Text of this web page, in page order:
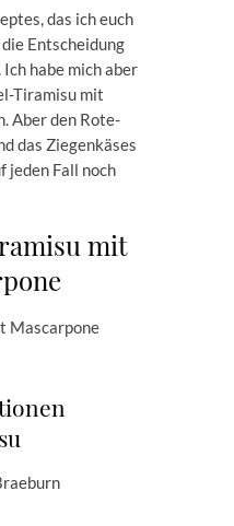
das ich euch
Entscheidung
habe mich aber
Tiramisu mit
Aber den Rote-
das Ziegenkäses
jeden Fall noch
mit